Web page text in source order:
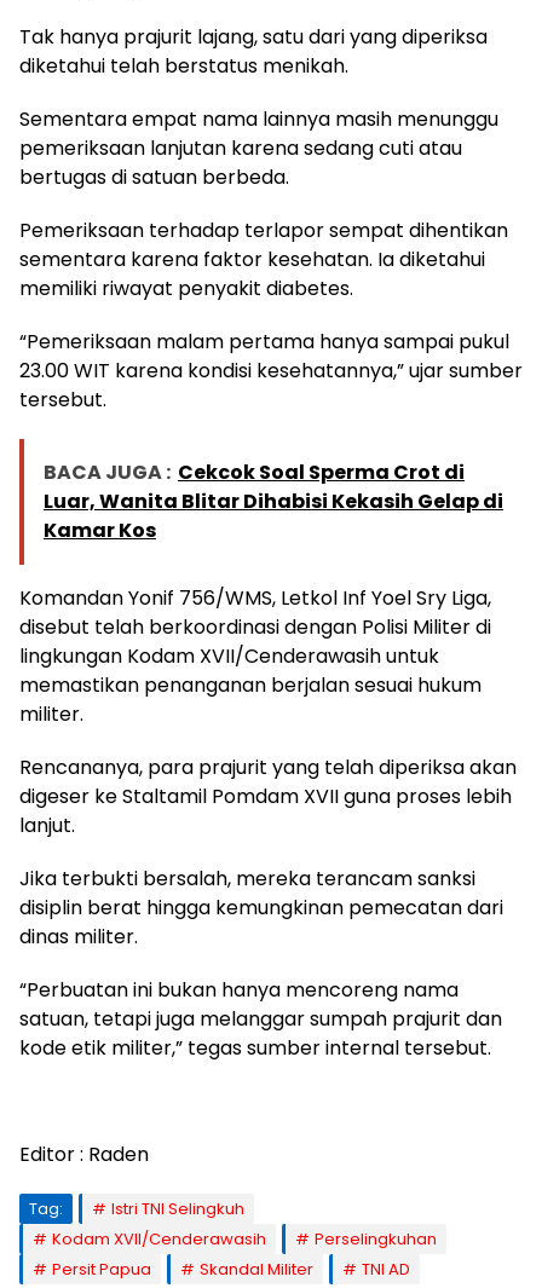
Tak hanya prajurit lajang, satu dari yang diperiksa
diketahui telah berstatus menikah.
Sementara empat nama lainnya masih menunggu
pemeriksaan lanjutan karena sedang cuti atau
bertugas di satuan berbeda.
Pemeriksaan terhadap terlapor sempat dihentikan
sementara karena faktor kesehatan. Ia diketahui
memiliki riwayat penyakit diabetes.
“Pemeriksaan malam pertama hanya sampai pukul
23.00 WIT karena kondisi kesehatannya,” ujar sumber
tersebut.
BACA JUGA : Cekcok Soal Sperma Crot di
Luar, Wanita Blitar Dihabisi Kekasih Gelap di
Kamar Kos
Komandan Yonif 756/WMS, Letkol Inf Yoel Sry Liga,
disebut telah berkoordinasi dengan Polisi Militer di
lingkungan Kodam XVII/Cenderawasih untuk
memastikan penanganan berjalan sesuai hukum
militer.
Rencananya, para prajurit yang telah diperiksa akan
digeser ke Staltamil Pomdam XVII guna proses lebih
lanjut.
Jika terbukti bersalah, mereka terancam sanksi
disiplin berat hingga kemungkinan pemecatan dari
dinas militer.
“Perbuatan ini bukan hanya mencoreng nama
satuan, tetapi juga melanggar sumpah prajurit dan
kode etik militer,” tegas sumber internal tersebut.
Editor : Raden
Tag:
Istri TNI Selingkuh
Kodam XVII/Cenderawasih
Perselingkuhan
Persit Papua
Skandal Militer TNI AD